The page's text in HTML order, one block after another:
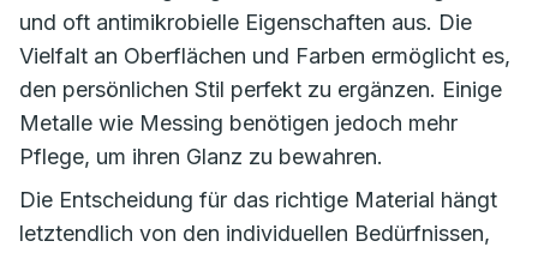
und oft antimikrobielle Eigenschaften aus. Die
Vielfalt an Oberflächen und Farben ermöglicht es,
den persönlichen Stil perfekt zu ergänzen. Einige
Metalle wie Messing benötigen jedoch mehr
Pflege, um ihren Glanz zu bewahren.
Die Entscheidung für das richtige Material hängt
letztendlich von den individuellen Bedürfnissen,